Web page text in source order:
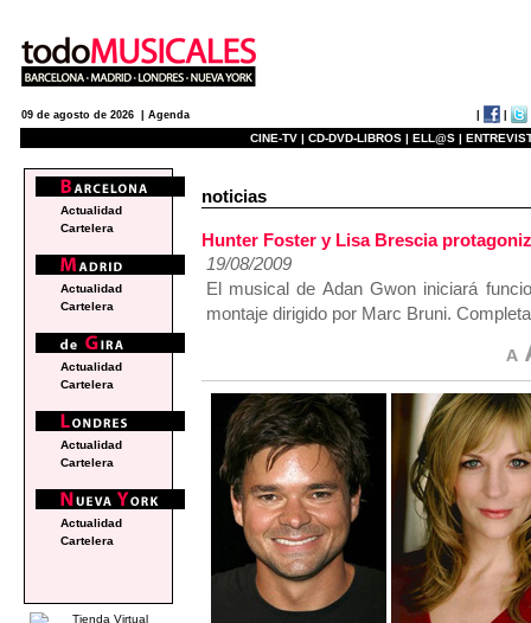
09 de agosto de 2026 | Agenda
CINE-TV | CD-DVD-LIBROS | ELL@S |
noticias
Hunter Foster y Lisa Brescia
19/08/2009
El musical de Adan Gwon iniciará
montaje dirigido por Marc Bruni.
Actualidad
Cartelera
Actualidad
Cartelera
Actualidad
Cartelera
Actualidad
Cartelera
Actualidad
Cartelera